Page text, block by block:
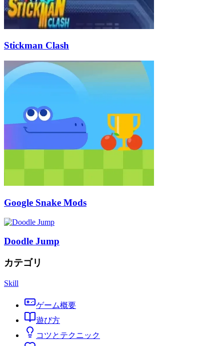
Stickman Clash
Google Snake Mods
Doodle Jump
カテゴリ
Skill
ゲーム概要
遊び方
コツとテクニック